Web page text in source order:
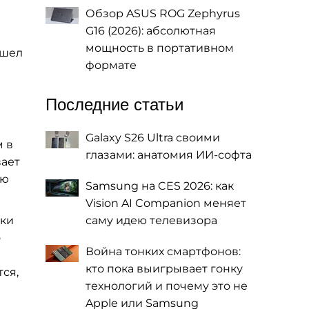
в
Обзор ASUS ROG Zephyrus
G16 (2026): абсолютная
мощность в портативном
формате
Последние статьи
Galaxy S26 Ultra своими
глазами: анатомия ИИ-софта
Samsung на CES 2026: как
Vision AI Companion меняет
саму идею телевизора
Война тонких смартфонов:
кто пока выигрывает гонку
технологий и почему это не
Apple или Samsung